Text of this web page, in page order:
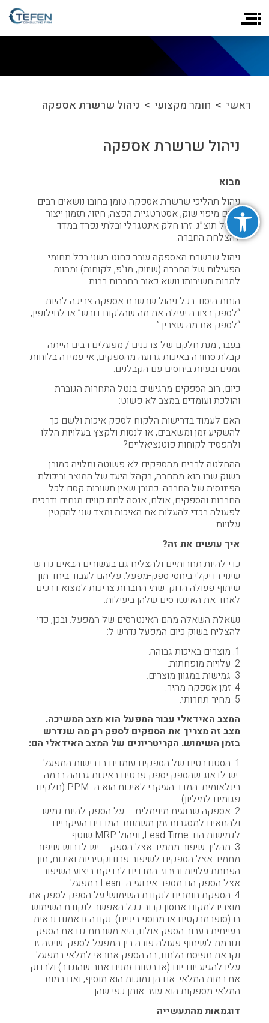
פתח סרגל נגישות
ראשי > חומר מקצועי > ניהול שרשרת אספקה
ניהול שרשרת אספקה
מבוא
ניהול תהליכי שרשרת אספקה טומן בחובו נושאים רבים
ובהם מיפוי שוק, אסטרטגיית הפצה, חיזוי, תזמון ייצור
וניהול תוצ”ג. זהו חלק אינטגרלי ובלתי נפרד במדד
להצלחת החברה.
ניהול שרשרת האספקה עובר כחוט השני בכל תחומי
הפעילות של החברה (שיווק, מו”פ, לקוחות) ומהווה
למרות חשיבותו נושא כאוב בחברות רבות.
הנחת היסוד בכל ניהול שרשרת אספקה צריכה להיות:
“לספק בצורה יעילה את מה שהלקוח דורש” או לחילופין,
“לספק את מה שצריך”.
בעבר, מנת חלקם של צרכנים / מפעלים רבים הייתה
קבלת סחורה באיכות גרועה מהספקים, אי עמידה בלוחות
זמנים ובעיות ביחסים עם הקבלנים.
כיום, רוב הספקים מרגישים בנטל התחרות הגוברת
והולכת ועומדים במצב לא פשוט:
האם לעמוד בדרישות הלקוח לספק איכות ולשם כך
להשקיע זמן ומשאבים, או לנסות ולקצץ בעלויות הללו
ולהפסיד לקוחות פוטנציאליים?
ההחלטה לרבים מהספקים לא פשוטה ותלויה כמובן
בשוק שבו הוא מתחרה, בקהל היעד של המוצר וביכולת
הפיננסית של החברה. כמובן שאין תשובות קסם לכל
החברות והספקים, אולם, אנסה לתת קווים מנחים ודרכים
לפעולה בכדי להעלות את האיכות ומצד שני להקטין
עלויות.
איך עושים את זה?
כדי להיות תחרותיים ולהצליח גם בעשורים הבאים נדרש
שינוי רדיקלי ביחסי ספק-מפעל. עליהם לעבוד ביחד תוך
שיתוף פעולה הדוק. שתי החברות צריכות למצוא דרכים
לאחד את האינטרסים שלהן ביעילות.
נשאלת השאלה מהם האינטרסים של המפעל. ובכן, כדי
להצליח בשוק כיום המפעל נדרש ל:
1. מוצרים באיכות גבוהה.
2. עלויות מופחתות.
3. גמישות במגוון מוצרים.
4. זמן אספקה מהיר.
5. מחיר תחרותי.
המצב האידאלי עבור המפעל הוא מצב המשיכה.
מצב זה מצריך את הספקים לספק רק מה שנדרש
בזמן השימוש. הקריטריונים של המצב האידאלי הם:
1. הסטנדרטים של הספקים עומדים בדרישות המפעל –
יש לדאוג שהספק יספק פרטים באיכות גבוהה ברמה
בינלאומית. המדד העיקרי לאיכות הוא ה- PPM (חלקים
פגומים למיליון).
2. אספקה שבועית מינימלית – על הספק להיות גמיש
ולהתאים למסגרות זמן משתנות. המדדים העיקריים
לגמישות הם: Lead Time, וניהול MRP שוטף.
3. תהליך שיפור מתמיד אצל הספק – יש לדרוש שיפור
מתמיד אצל הספקים לשיפור פרודוקטיביות ואיכות, תוך
הפחתת עלויות ובזבוז. המדדים לבדיקת ביצוע השיפור
אצל הספק הם מספר אירועי ה- Lean במפעל.
4. הספקת חומרים לנקודת השימוש! על הספק לספק את
מוצריו למקום אחסון קרוב ככל האפשר לנקודת השימוש
בו (סופרמרקטים או מחסני ביניים). נקודה זו אמנם נראית
בעייתית בעבור הספק אולם, היא משרתת גם את הספק
וגורמת לשיתוף פעולה פורה בין המפעל לספק. שיטה זו
נקראת תפיסת הלחם, בה הספק אחראי למלאי במפעל.
עליו להגיע יום-יום (או בטווח זמנים אחר שהוגדר) ולבדוק
את רמות המלאי. אם הן נמוכות הוא מוסיף, ואם רמות
המלאי מספקות הוא עוזב אותן כפי שהן.
דוגמאות מהתעשייה